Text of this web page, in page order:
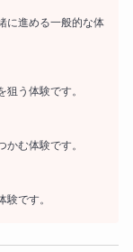
す
に進める一般的な体
う体験です。
む体験です。
です。